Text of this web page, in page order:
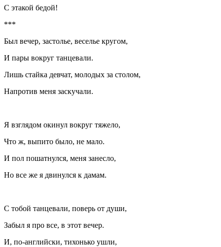
С этакой бедой!
***
Был вечер, застолье, веселье кругом,
И пары вокруг танцевали.
Лишь стайка девчат, молодых за столом,
Напротив меня заскучали.
Я взглядом окинул вокруг тяжело,
Что ж, выпито было, не мало.
И пол пошатнулся, меня занесло,
Но все же я двинулся к дамам.
С тобой танцевали, поверь от души,
Забыл я про все, в этот вечер.
И, по-английски, тихонько ушли,